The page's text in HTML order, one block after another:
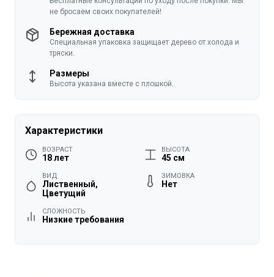
не бросаем своих покупателей!
Бережная доставка
Специальная упаковка защищает дерево от холода и
тряски.
Размеры
Высота указана вместе с плошкой.
Характеристики
ВОЗРАСТ
18 лет
ВЫСОТА
45 см
ВИД
Лиственный,
Цветущий
ЗИМОВКА
Нет
СЛОЖНОСТЬ
Низкие требования